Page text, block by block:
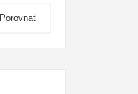
Porovnať